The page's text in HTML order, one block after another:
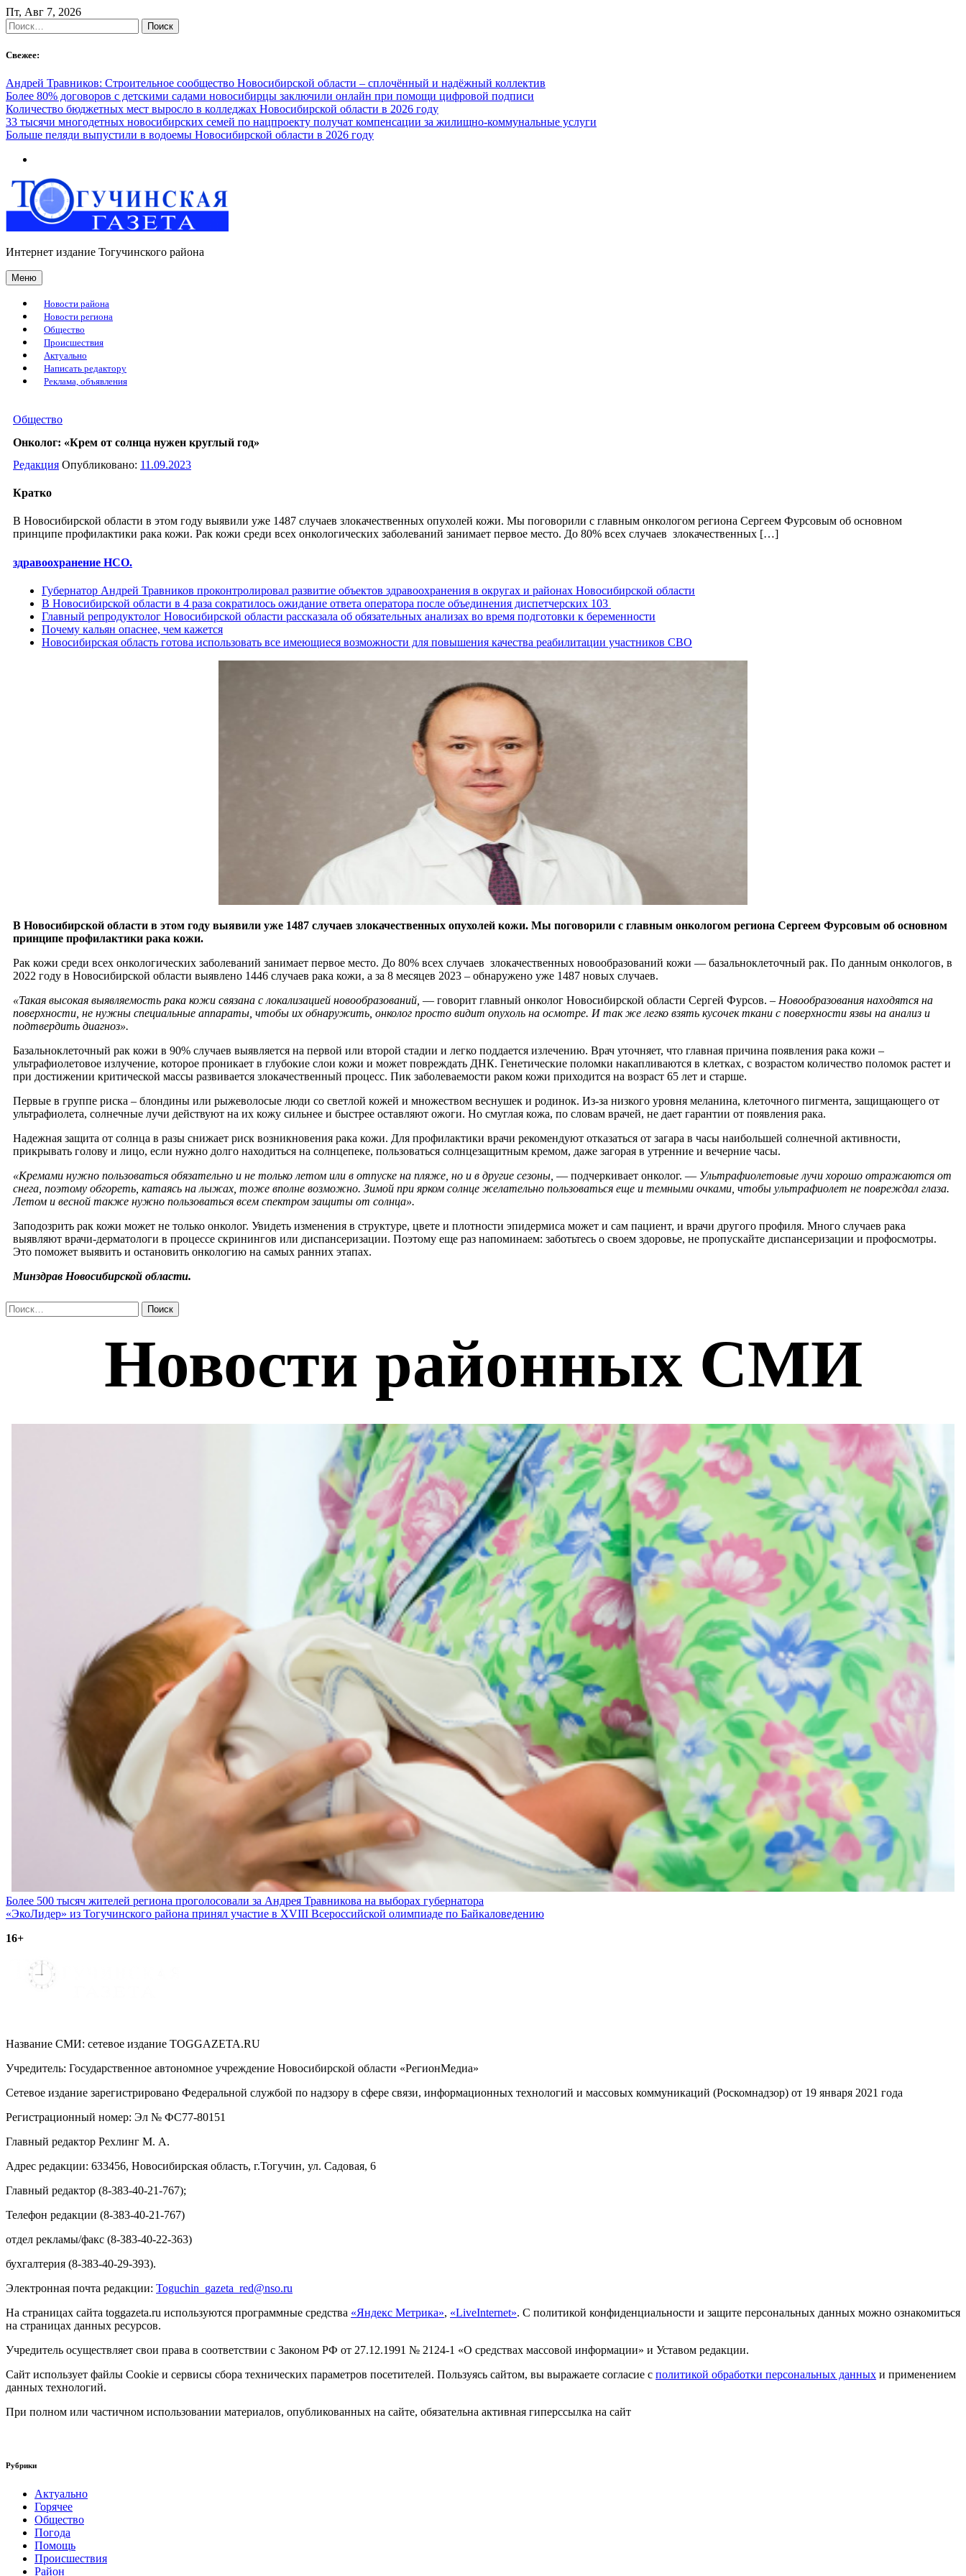
Skip
to
content
Пт, Авг 7, 2026
Найти:
Свежее:
Андрей Травников: Строительное сообщество Новосибирской области – сплочённый и надёжный коллектив
Более 80% договоров с детскими садами новосибирцы заключили онлайн при помощи цифровой подписи
Количество бюджетных мест выросло в колледжах Новосибирской области в 2026 году
33 тысячи многодетных новосибирских семей по нацпроекту получат компенсации за жилищно-коммунальные услуги
Больше пеляди выпустили в водоемы Новосибирской области в 2026 году
Интернет издание Тогучинского района
Меню
Новости района
Новости региона
Общество
Происшествия
Актуально
Написать редактору
Реклама, объявления
Общество
Онколог: «Крем от солнца нужен круглый год»
Редакция Опубликовано: 11.09.2023
Кратко
В Новосибирской области в этом году выявили уже 1487 случаев злокачественных опухолей кожи. Мы поговорили с главным онкологом региона Сергеем Фурсовым об основном
принципе профилактики рака кожи. Рак кожи среди всех онкологических заболеваний занимает первое место. До 80% всех случаев злокачественных […]
здравоохранение НСО.
Губернатор Андрей Травников проконтролировал развитие объектов здравоохранения в округах и районах Новосибирской области
В Новосибирской области в 4 раза сократилось ожидание ответа оператора после объединения диспетчерских 103
Главный репродуктолог Новосибирской области рассказала об обязательных анализах во время подготовки к беременности
Почему кальян опаснее, чем кажется
Новосибирская область готова использовать все имеющиеся возможности для повышения качества реабилитации участников СВО
В Новосибирской области в этом году выявили уже 1487 случаев злокачественных опухолей кожи. Мы поговорили с главным онкологом региона Сергеем Фурсовым об основном
принципе профилактики рака кожи.
Рак кожи среди всех онкологических заболеваний занимает первое место. До 80% всех случаев злокачественных новообразований кожи — базальноклеточный рак. По данным онкологов, в
2022 году в Новосибирской области выявлено 1446 случаев рака кожи, а за 8 месяцев 2023 – обнаружено уже 1487 новых случаев.
«Такая высокая выявляемость рака кожи связана с локализацией новообразований, — говорит главный онколог Новосибирской области Сергей Фурсов. – Новообразования находятся на
поверхности, не нужны специальные аппараты, чтобы их обнаружить, онколог просто видит опухоль на осмотре. И так же легко взять кусочек ткани с поверхности язвы на анализ и
подтвердить диагноз».
Базальноклеточный рак кожи в 90% случаев выявляется на первой или второй стадии и легко поддается излечению. Врач уточняет, что главная причина появления рака кожи –
ультрафиолетовое излучение, которое проникает в глубокие слои кожи и может повреждать ДНК. Генетические поломки накапливаются в клетках, с возрастом количество поломок растет и
при достижении критической массы развивается злокачественный процесс. Пик заболеваемости раком кожи приходится на возраст 65 лет и старше.
Первые в группе риска – блондины или рыжеволосые люди со светлой кожей и множеством веснушек и родинок. Из-за низкого уровня меланина, клеточного пигмента, защищающего от
ультрафиолета, солнечные лучи действуют на их кожу сильнее и быстрее оставляют ожоги. Но смуглая кожа, по словам врачей, не дает гарантии от появления рака.
Надежная защита от солнца в разы снижает риск возникновения рака кожи. Для профилактики врачи рекомендуют отказаться от загара в часы наибольшей солнечной активности,
прикрывать голову и лицо, если нужно долго находиться на солнцепеке, пользоваться солнцезащитным кремом, даже загорая в утренние и вечерние часы.
«Кремами нужно пользоваться обязательно и не только летом или в отпуске на пляже, но и в другие сезоны, — подчеркивает онколог. — Ультрафиолетовые лучи хорошо отражаются от
снега, поэтому обгореть, катаясь на лыжах, тоже вполне возможно. Зимой при ярком солнце желательно пользоваться еще и темными очками, чтобы ультрафиолет не повреждал глаза.
Летом и весной также нужно пользоваться всем спектром защиты от солнца».
Заподозрить рак кожи может не только онколог. Увидеть изменения в структуре, цвете и плотности эпидермиса может и сам пациент, и врачи другого профиля. Много случаев рака
выявляют врачи-дерматологи в процессе скринингов или диспансеризации. Поэтому еще раз напоминаем: заботьтесь о своем здоровье, не пропускайте диспансеризации и профосмотры.
Это поможет выявить и остановить онкологию на самых ранних этапах.
Минздрав Новосибирской области.
Найти:
Навигация
по
записям
Более 500 тысяч жителей региона проголосовали за Андрея Травникова на выборах губернатора
«ЭкоЛидер» из Тогучинского района принял участие в XVIII Всероссийской олимпиаде по Байкаловедению
16+
Название СМИ: cетевое издание TOGGAZETA.RU
Учредитель: Государственное автономное учреждение Новосибирской области «РегионМедиа»
Сетевое издание зарегистрировано Федеральной службой по надзору в сфере связи, информационных технологий и массовых коммуникаций (Роскомнадзор) от 19 января 2021 года
Регистрационный номер: Эл № ФС77-80151
Главный редактор Рехлинг М. А.
Адрес редакции: 633456, Новосибирская область, г.Тогучин, ул. Садовая, 6
Главный редактор (8-383-40-21-767);
Телефон редакции (8-383-40-21-767)
отдел рекламы/факс (8-383-40-22-363)
бухгалтерия (8-383-40-29-393).
Электронная почта редакции: Toguchin gazeta red@nso.ru
На страницах сайта toggazeta.ru используются программные средства «Яндекс Метрика», «LiveInternet». С политикой конфиденциальности и защите персональных данных можно ознакомиться
на страницах данных ресурсов.
Учредитель осуществляет свои права в соответствии с Законом РФ от 27.12.1991 № 2124-1 «О средствах массовой информации» и Уставом редакции.
Сайт использует файлы Cookie и сервисы сбора технических параметров посетителей. Пользуясь сайтом, вы выражаете согласие с политикой обработки персональных данных и применением
данных технологий.
При полном или частичном использовании материалов, опубликованных на сайте, обязательна активная гиперссылка на сайт
Рубрики
Актуально
Горячее
Общество
Погода
Помощь
Происшествия
Район